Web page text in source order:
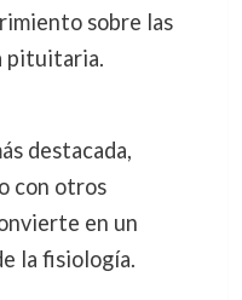
sobre las
pituitaria.
destacada,
con otros
en un
la fisiología.